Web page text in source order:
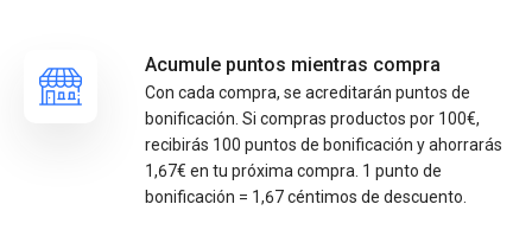
Acumule puntos mientras compra
Con cada compra, se acreditarán puntos de
bonificación. Si compras productos por 100€,
recibirás 100 puntos de bonificación y ahorrarás
1,67€ en tu próxima compra. 1 punto de
bonificación = 1,67 céntimos de descuento.